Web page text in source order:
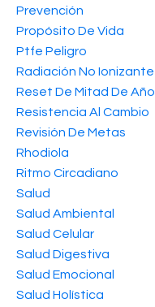
Prevención
Propósito De Vida
Ptfe Peligro
Radiación No Ionizante
Reset De Mitad De Año
Resistencia Al Cambio
Revisión De Metas
Rhodiola
Ritmo Circadiano
Salud
Salud Ambiental
Salud Celular
Salud Digestiva
Salud Emocional
Salud Holística